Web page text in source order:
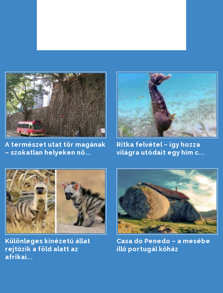
A természet utat tör magának
– szokatlan helyeken nö...
Ritka felvétel – így hozza
világra utódait egy hím c...
Különleges kinézetű állat
rejtőzik a föld alatt az
afrikai...
Casa do Penedo – a mesébe
illő portugál kőház